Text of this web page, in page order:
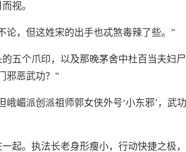
视。
论，但这姓宋的出手也忒煞毒辣了些。”
五个爪印，以及那晚茅舍中杜百当夫妇
邪恶武功？”
嵋派创派祖师郭女侠外号‘小东邪’，武
起。执法长老身形瘦小，行动快捷之极